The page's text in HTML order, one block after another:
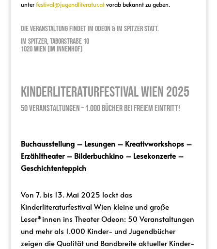
unterfestival@jugendliteratur.atvorab bekannt zu geben.
Die Veranstaltung findet im Odeon & Im Spitzer statt.
Im Spitzer, Taborstraße 10
1020 Wien (Im Innenhof)
Kinderliteraturfestival Wien 2025
50 Veranstaltungen – 1.000 Bücher bei freiem Eintritt!
Buchausstellung – Lesungen – Kreativworkshops –
Erzähltheater – Bilderbuchkino – Lesekonzerte –
Geschichtenteppich
Von 7. bis 13. Mai 2025 lockt das
Kinderliteraturfestival Wien kleine und große
Leser*innen ins Theater Odeon: 50 Veranstaltungen
und mehr als 1.000 Kinder- und Jugendbücher
zeigen die Qualität und Bandbreite aktueller Kinder-